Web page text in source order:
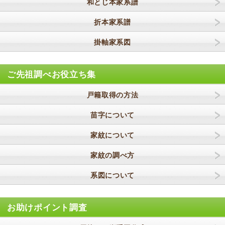
和とじ本家系譜
折本家系譜
掛軸家系図
ご先祖調べお役立ち集
戸籍取得の方法
苗字について
家紋について
家紋の調べ方
系図について
お助けポイント調査